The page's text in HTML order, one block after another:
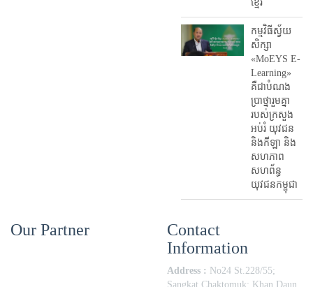
ខ្មែរ
កម្មវិធីស្វ័យ
សិក្សា
«MoEYS E-
Learning»
គឺជាបំណង
ប្រាថ្នារួមគ្នា
របស់ក្រសួង
អប់រំ​ យុវជន
និងកីឡា និង
សហភាព
សហព័ន្ធ
យុវជនកម្ពុជា
Our Partner
Contact
Information
Address : No24 St.228/55;
Sangkat Chaktomuk; Khan Daun